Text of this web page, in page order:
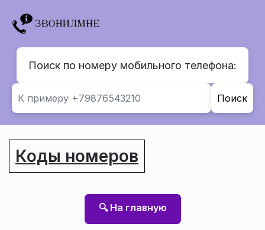
Поиск по номеру мобильного телефона:
Поиск
Коды номеров
🔍 На главную